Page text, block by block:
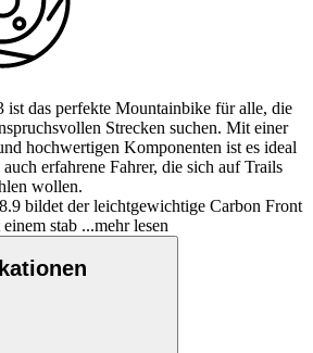
ist das perfekte Mountainbike für alle, die
Strecken suchen. Mit einer
hochwertigen Komponenten ist es ideal
erfahrene Fahrer, die sich auf Trails
wollen.
bildet der leichtgewichtige Carbon Front
stab ...mehr lesen